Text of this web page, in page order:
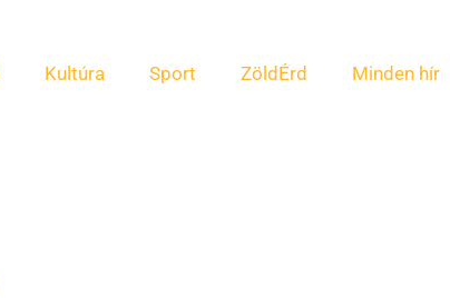
Kultúra Sport ZöldÉrd Minden hír